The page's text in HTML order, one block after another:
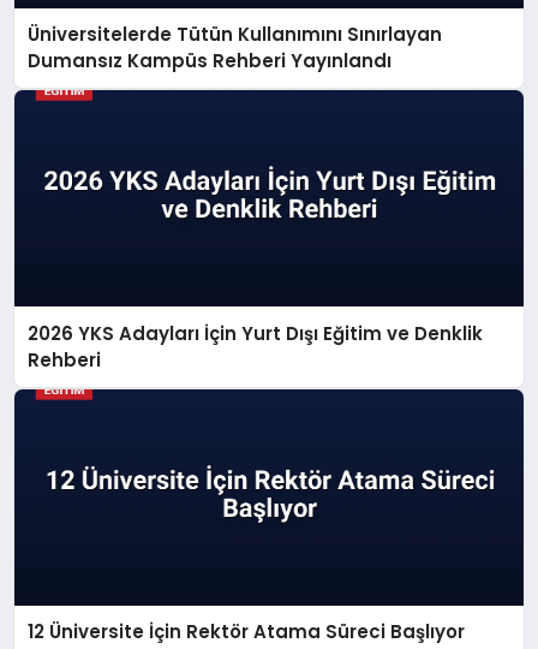
Üniversitelerde Tütün Kullanımını Sınırlayan
Dumansız Kampüs Rehberi Yayınlandı
2026 YKS Adayları İçin Yurt Dışı Eğitim ve Denklik
Rehberi
12 Üniversite İçin Rektör Atama Süreci Başlıyor